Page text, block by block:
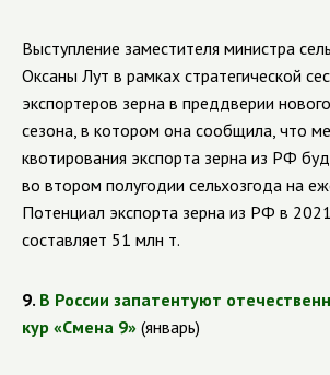
Выступление заместителя министра
Оксаны Лут в рамках стратегической
экспортеров зерна в преддверии
сезона, в котором она сообщила, что
квотирования экспорта зерна из РФ
во втором полугодии сельхозгода на
Потенциал экспорта зерна из РФ в
составляет 51 млн т.
9. В России запатентуют
кур «Смена 9» (январь)